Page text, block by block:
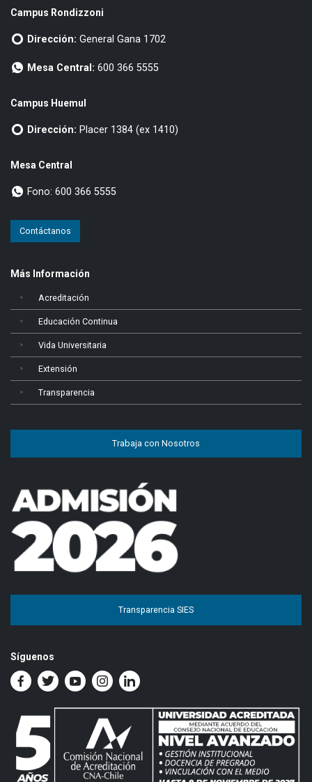
Campus Rondizzoni
Dirección: General Gana 1702
Mesa Central: 600 366 5555
Campus Huemul
Dirección: Placer 1384 (ex 1410)
Mesa Central
Fono: 600 366 5555
Contáctanos
Más Información
Acreditación
Educación Continua
Vida Universitaria
Extensión
Transparencia
Trabaja con Nosotros
Transparencia SIES
Síguenos